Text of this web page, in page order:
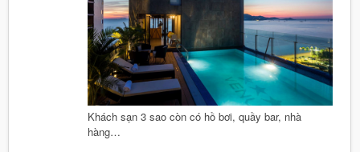
Khách sạn 3 sao còn có hồ bơi, quầy bar, nhà
hàng…